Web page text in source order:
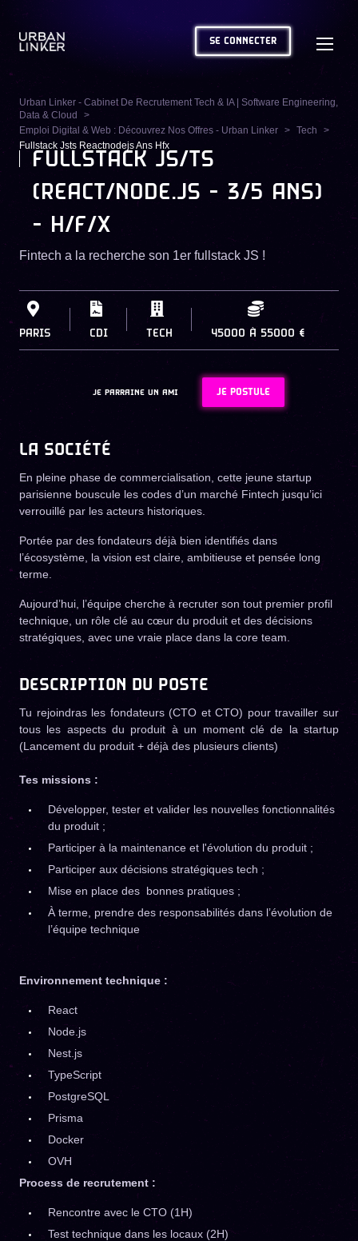
SE CONNECTER
Urban Linker - Cabinet De Recrutement Tech & IA | Software Engineering,
Data & Cloud
Emploi Digital & Web : Découvrez Nos Offres - Urban Linker
Tech
Fullstack Jsts Reactnodejs Ans Hfx
FULLSTACK JS/TS
(REACT/NODE.JS - 3/5 ANS)
- H/F/X
Fintech a la recherche son 1er fullstack JS !
PARIS CDI TECH 45000 À 55000 €
JE PARRAINE UN AMI JE POSTULE
LA SOCIÉTÉ
En pleine phase de commercialisation, cette jeune startup
parisienne bouscule les codes d’un marché Fintech jusqu’ici
verrouillé par les acteurs historiques.
Portée par des fondateurs déjà bien identifiés dans
l’écosystème, la vision est claire, ambitieuse et pensée long
terme.
Aujourd’hui, l’équipe cherche à recruter son tout premier profil
technique, un rôle clé au cœur du produit et des décisions
stratégiques, avec une vraie place dans la core team.
DESCRIPTION DU POSTE
Tu rejoindras les fondateurs (CTO et CTO) pour travailler sur
tous les aspects du produit à un moment clé de la startup
(Lancement du produit + déjà des plusieurs clients)
Tes missions :
Développer, tester et valider les nouvelles fonctionnalités
du produit ;
Participer à la maintenance et l'évolution du produit ;
Participer aux décisions stratégiques tech ;
Mise en place des bonnes pratiques ;
À terme, prendre des responsabilités dans l’évolution de
l’équipe technique
Environnement technique :
React
Node.js
Nest.js
TypeScript
PostgreSQL
Prisma
Docker
OVH
Process de recrutement :
Rencontre avec le CTO (1H)
Test technique dans les locaux (2H)